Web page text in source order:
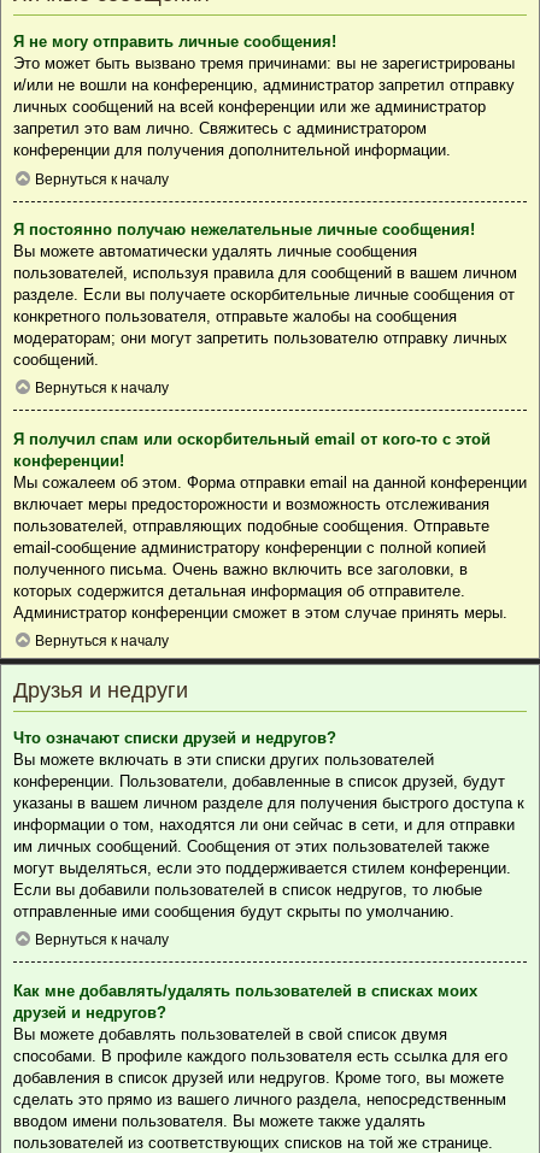
Я не могу отправить личные сообщения!
Это может быть вызвано тремя причинами: вы не зарегистрированы
и/или не вошли на конференцию, администратор запретил отправку
личных сообщений на всей конференции или же администратор
запретил это вам лично. Свяжитесь с администратором
конференции для получения дополнительной информации.
Вернуться к началу
Я постоянно получаю нежелательные личные сообщения!
Вы можете автоматически удалять личные сообщения
пользователей, используя правила для сообщений в вашем личном
разделе. Если вы получаете оскорбительные личные сообщения от
конкретного пользователя, отправьте жалобы на сообщения
модераторам; они могут запретить пользователю отправку личных
сообщений.
Вернуться к началу
Я получил спам или оскорбительный email от кого-то с этой
конференции!
Мы сожалеем об этом. Форма отправки email на данной конференции
включает меры предосторожности и возможность отслеживания
пользователей, отправляющих подобные сообщения. Отправьте
email-сообщение администратору конференции с полной копией
полученного письма. Очень важно включить все заголовки, в
которых содержится детальная информация об отправителе.
Администратор конференции сможет в этом случае принять меры.
Вернуться к началу
Друзья и недруги
Что означают списки друзей и недругов?
Вы можете включать в эти списки других пользователей
конференции. Пользователи, добавленные в список друзей, будут
указаны в вашем личном разделе для получения быстрого доступа к
информации о том, находятся ли они сейчас в сети, и для отправки
им личных сообщений. Сообщения от этих пользователей также
могут выделяться, если это поддерживается стилем конференции.
Если вы добавили пользователей в список недругов, то любые
отправленные ими сообщения будут скрыты по умолчанию.
Вернуться к началу
Как мне добавлять/удалять пользователей в списках моих
друзей и недругов?
Вы можете добавлять пользователей в свой список двумя
способами. В профиле каждого пользователя есть ссылка для его
добавления в список друзей или недругов. Кроме того, вы можете
сделать это прямо из вашего личного раздела, непосредственным
вводом имени пользователя. Вы можете также удалять
пользователей из соответствующих списков на той же странице.